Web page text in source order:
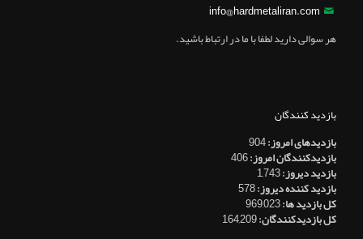
info@hardmetaliran.com
هر سوالی دارید لطفا با ما در ارتباط باشید.
بازدید کنندگان
بازدیدهای امروز:904
بازدیدکنندگان امروز:406
بازدید دیروز:1,743
بازدید کننده دیروز:578
کل بازدید ها:969,023
کل بازدیدکنند‌گان:164,209